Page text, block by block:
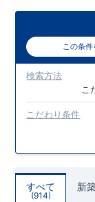
この条
検索方法
こ
こだわり条件
すべて
914
新